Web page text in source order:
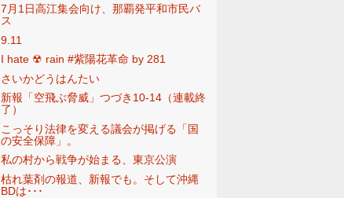
7月1日高江集会向け、那覇発平和市民バ
ス
9.11
I hate ☢ rain ‪#紫陽花革命‬ by 281
さいかどうはんたい
新報「空飛ぶ脅威」つづき10-14（連載終
了）
こっそり法律を変える議会が掲げる「国
の安全保障」。
私の村から戦争が始まる、東京公演
枯れ葉剤の報道、新報でも。そして沖縄
BDは･･･